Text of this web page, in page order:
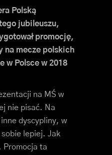
Polską
jubileuszu,
promocję,
na mecze polskich
w Polsce w 2018
na MŚ w
nie pisać. Na
dyscypliny, w
sobie lepiej. Jak
Promocja ta